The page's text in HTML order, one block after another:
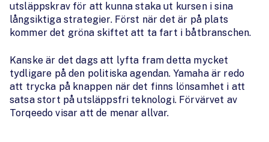
utsläppskrav för att kunna staka ut kursen i sina
långsiktiga strategier. Först när det är på plats
kommer det gröna skiftet att ta fart i båtbranschen.
Kanske är det dags att lyfta fram detta mycket
tydligare på den politiska agendan. Yamaha är redo
att trycka på knappen när det finns lönsamhet i att
satsa stort på utsläppsfri teknologi. Förvärvet av
Torqeedo visar att de menar allvar.